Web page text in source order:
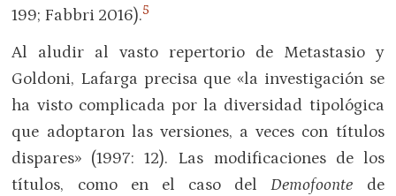
199; Fabbri 2016).5
Al aludir al vasto repertorio de Metastasio y
Goldoni, Lafarga precisa que «la investigación se
ha visto complicada por la diversidad tipológica
que adoptaron las versiones, a veces con títulos
dispares» (1997: 12). Las modificaciones de los
títulos, como en el caso delDemofoonte de